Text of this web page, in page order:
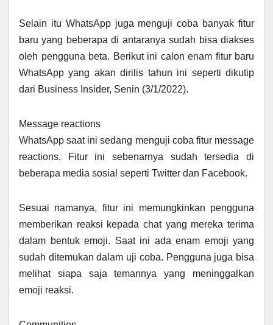
Selain itu WhatsApp juga menguji coba banyak fitur
baru yang beberapa di antaranya sudah bisa diakses
oleh pengguna beta. Berikut ini calon enam fitur baru
WhatsApp yang akan dirilis tahun ini seperti dikutip
dari Business Insider, Senin (3/1/2022).
Message reactions
WhatsApp saat ini sedang menguji coba fitur message
reactions. Fitur ini sebenarnya sudah tersedia di
beberapa media sosial seperti Twitter dan Facebook.
Sesuai namanya, fitur ini memungkinkan pengguna
memberikan reaksi kepada chat yang mereka terima
dalam bentuk emoji. Saat ini ada enam emoji yang
sudah ditemukan dalam uji coba. Pengguna juga bisa
melihat siapa saja temannya yang meninggalkan
emoji reaksi.